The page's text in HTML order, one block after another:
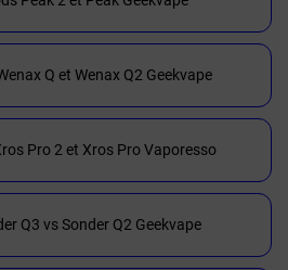
Q et Wenax Q2 Geekvape
Pro 2 et Xros Pro Vaporesso
Q3 vs Sonder Q2 Geekvape